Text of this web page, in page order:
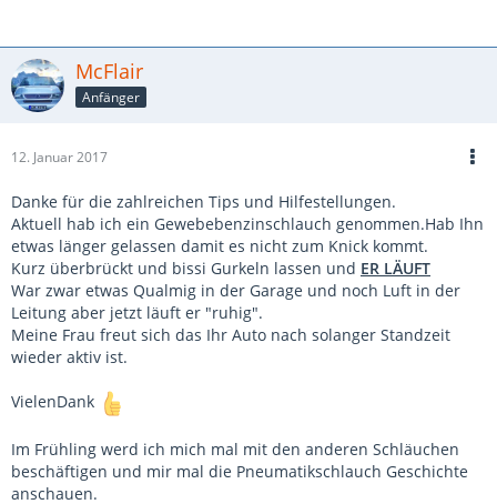
McFlair
Anfänger
12. Januar 2017
Danke für die zahlreichen Tips und Hilfestellungen.
Aktuell hab ich ein Gewebebenzinschlauch genommen.Hab Ihn
etwas länger gelassen damit es nicht zum Knick kommt.
Kurz überbrückt und bissi Gurkeln lassen und ER LÄUFT
War zwar etwas Qualmig in der Garage und noch Luft in der
Leitung aber jetzt läuft er "ruhig".
Meine Frau freut sich das Ihr Auto nach solanger Standzeit
wieder aktiv ist.
VielenDank
Im Frühling werd ich mich mal mit den anderen Schläuchen
beschäftigen und mir mal die Pneumatikschlauch Geschichte
anschauen.